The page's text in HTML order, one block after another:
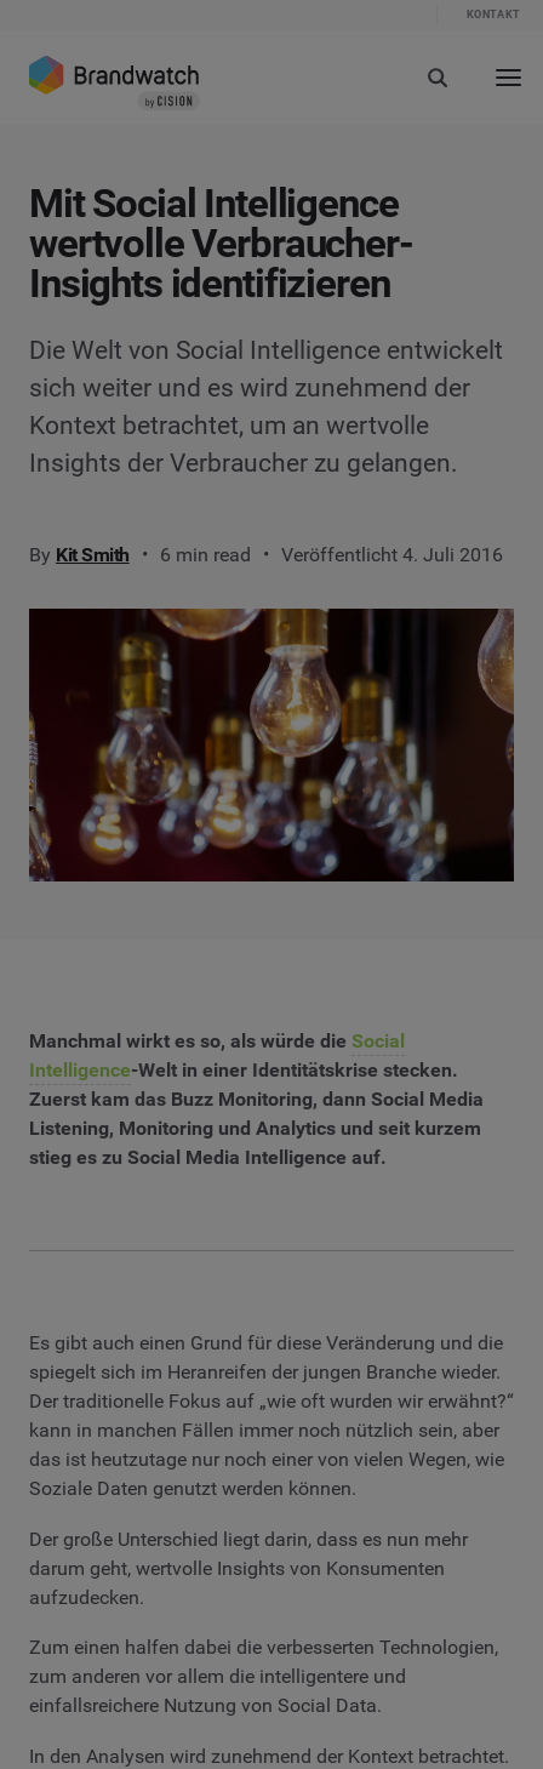
KONTAKT
Mit Social Intelligence
wertvolle Verbraucher-
Insights identifizieren
Die Welt von Social Intelligence entwickelt
sich weiter und es wird zunehmend der
Kontext betrachtet, um an wertvolle
Insights der Verbraucher zu gelangen.
By Kit Smith 6 min read Veröffentlicht 4. Juli 2016
Manchmal wirkt es so, als würde die Social
Intelligence-Welt in einer Identitätskrise stecken.
Zuerst kam das Buzz Monitoring, dann Social Media
Listening, Monitoring und Analytics und seit kurzem
stieg es zu Social Media Intelligence auf.
Es gibt auch einen Grund für diese Veränderung und die
spiegelt sich im Heranreifen der jungen Branche wieder.
Der traditionelle Fokus auf „wie oft wurden wir erwähnt?“
kann in manchen Fällen immer noch nützlich sein, aber
das ist heutzutage nur noch einer von vielen Wegen, wie
Soziale Daten genutzt werden können.
Der große Unterschied liegt darin, dass es nun mehr
darum geht, wertvolle Insights von Konsumenten
aufzudecken.
Zum einen halfen dabei die verbesserten Technologien,
zum anderen vor allem die intelligentere und
einfallsreichere Nutzung von Social Data.
In den Analysen wird zunehmend der Kontext betrachtet.